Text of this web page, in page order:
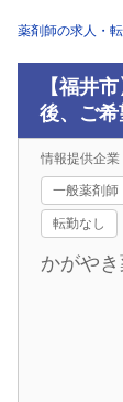
薬剤師の求人・
【福井
後、ご
情報提供企
一般薬剤師
転勤なし
かがや